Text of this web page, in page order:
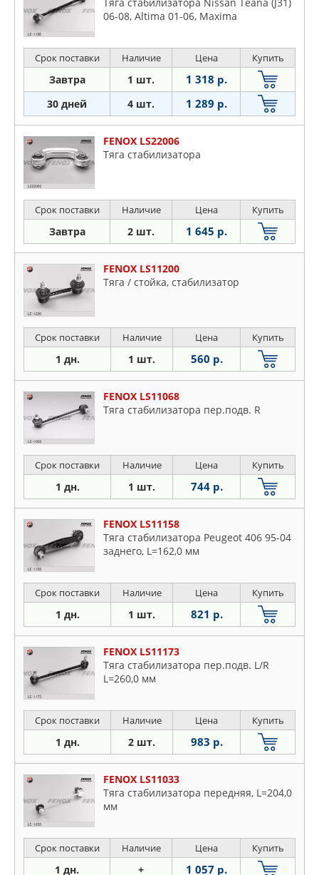
06-08, Altima 01-06, Maxima
Срок поставки Наличие Цена Купить
Завтра 1 шт. 1 318 р.
30 дней 4 шт. 1 289 р.
FENOX LS22006
Тяга стабилизатора
Срок поставки Наличие Цена Купить
Завтра 2 шт. 1 645 р.
FENOX LS11200
Тяга / стойка, стабилизатор
Срок поставки Наличие Цена Купить
1 дн. 1 шт. 560 р.
FENOX LS11068
Тяга стабилизатора пер.подв. R
Срок поставки Наличие Цена Купить
1 дн. 1 шт. 744 р.
FENOX LS11158
Тяга стабилизатора Peugeot 406 95-04
заднего, L=162,0 мм
Срок поставки Наличие Цена Купить
1 дн. 1 шт. 821 р.
FENOX LS11173
Тяга стабилизатора пер.подв. L/R
L=260,0 мм
Срок поставки Наличие Цена Купить
1 дн. 2 шт. 983 р.
FENOX LS11033
Тяга стабилизатора передняя, L=204,0
мм
Срок поставки Наличие Цена Купить
1 дн. + 1 057 р.